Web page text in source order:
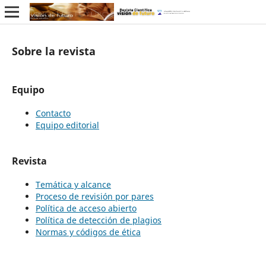
Sobre la revista
Equipo
Contacto
Equipo editorial
Revista
Temática y alcance
Proceso de revisión por pares
Política de acceso abierto
Política de detección de plagios
Normas y códigos de ética